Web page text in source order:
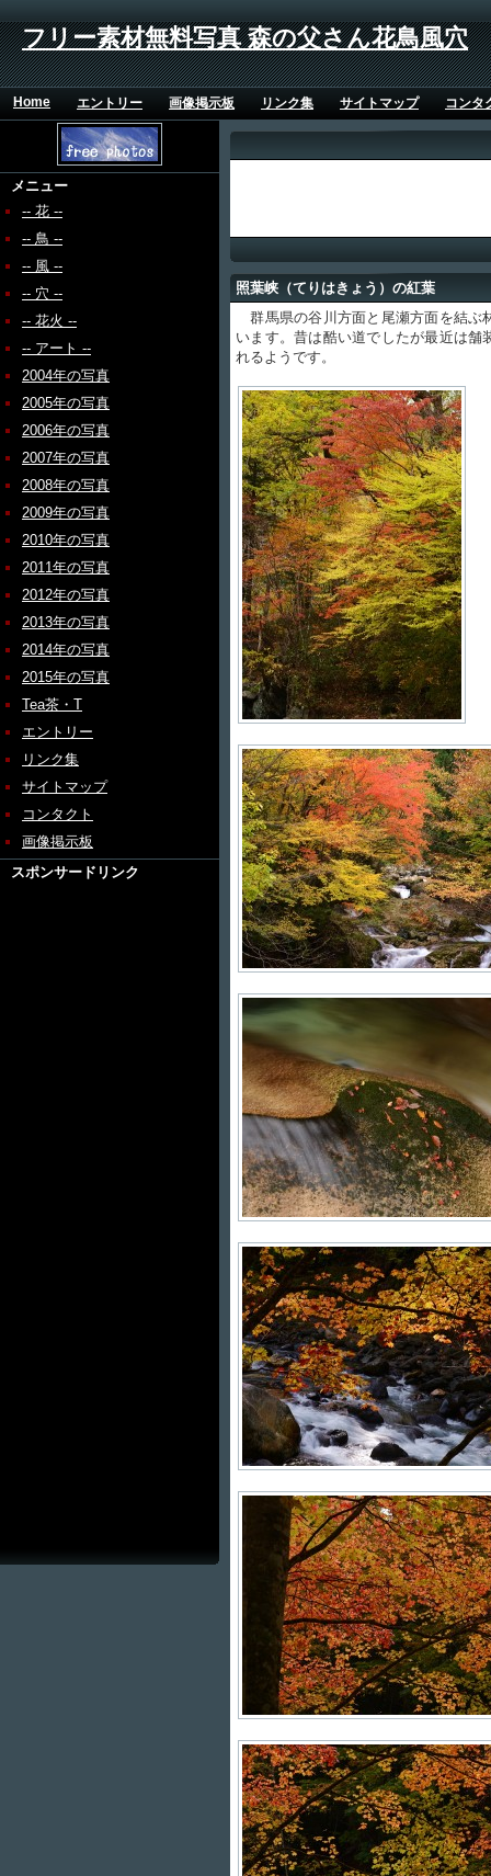
フリー素材無料写真 森の父さん花鳥風穴
Home エントリー 画像掲示板 リンク集 サイトマップ コンタ
メニュー
-- 花 --
-- 鳥 --
-- 風 --
-- 穴 --
-- 花火 --
-- アート --
2004年の写真
2005年の写真
2006年の写真
2007年の写真
2008年の写真
2009年の写真
2010年の写真
2011年の写真
2012年の写真
2013年の写真
2014年の写真
2015年の写真
Tea茶・T
エントリー
リンク集
サイトマップ
コンタクト
画像掲示板
スポンサードリンク
照葉峡（てりはきょう）の紅葉
群馬県の谷川方面と尾瀬方面を結ぶ
います。昔は酷い道でしたが最近は
れるようです。